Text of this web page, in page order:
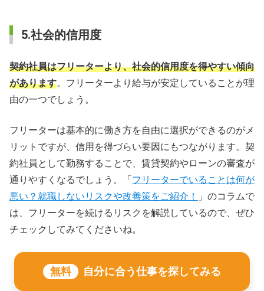
5.社会的信用度
契約社員はフリーターより、社会的信用度を得やすい傾向
があります。フリーターより給与が安定していることが理
由の一つでしょう。
フリーターは基本的に働き方を自由に選択ができるのがメ
リットですが、信用を得づらい要因にもつながります。契
約社員として勤務することで、賃貸契約やローンの審査が
通りやすくなるでしょう。「 フリーターでいることは何が
悪い？就職しないリスクや改善策をご紹介！
」のコラムで
は、フリーターを続けるリスクを解説しているので、ぜひ
チェックしてみてくださいね。
無料 自分に合う仕事を探してみる